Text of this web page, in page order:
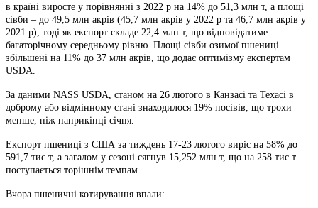
в країні виросте у порівнянні з 2022 р на 14% до 51,3 млн т, а площі
сівби – до 49,5 млн акрів (45,7 млн акрів у 2022 р та 46,7 млн акрів у
2021 р), тоді як експорт складе 22,4 млн т, що відповідатиме
багаторічному середньому рівню. Площі сівби озимої пшениці
збільшені на 11% до 37 млн акрів, що додає оптимізму експертам
USDA.
За даними NASS USDA, станом на 26 лютого в Канзасі та Техасі в
доброму або відмінному стані знаходилося 19% посівів, що трохи
менше, ніж наприкінці січня.
Експорт пшениці з США за тиждень 17-23 лютого виріс на 58% до
591,7 тис т, а загалом у сезоні сягнув 15,252 млн т, що на 258 тис т
поступається торішнім темпам.
Вчора пшеничні котирування впали: